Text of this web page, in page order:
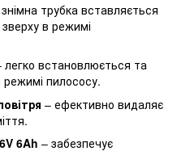
трубка вставляється
в режимі
легко встановлюється та
режимі пилососу.
– ефективно видаляє
6Ah – забезпечує